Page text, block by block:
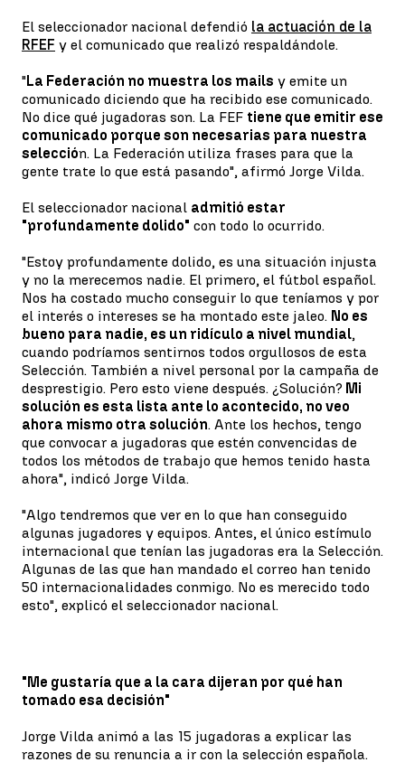
El seleccionador nacional defendió la actuación de la
RFEF y el comunicado que realizó respaldándole.
"La Federación no muestra los mails y emite un
comunicado diciendo que ha recibido ese comunicado.
No dice qué jugadoras son. La FEF tiene que emitir ese
comunicado porque son necesarias para nuestra
selección. La Federación utiliza frases para que la
gente trate lo que está pasando", afirmó Jorge Vilda.
El seleccionador nacional admitió estar
"profundamente dolido" con todo lo ocurrido.
"Estoy profundamente dolido, es una situación injusta
y no la merecemos nadie. El primero, el fútbol español.
Nos ha costado mucho conseguir lo que teníamos y por
el interés o intereses se ha montado este jaleo. No es
bueno para nadie, es un ridículo a nivel mundial,
cuando podríamos sentirnos todos orgullosos de esta
Selección. También a nivel personal por la campaña de
desprestigio. Pero esto viene después. ¿Solución? Mi
solución es esta lista ante lo acontecido, no veo
ahora mismo otra solución. Ante los hechos, tengo
que convocar a jugadoras que estén convencidas de
todos los métodos de trabajo que hemos tenido hasta
ahora", indicó Jorge Vilda.
"Algo tendremos que ver en lo que han conseguido
algunas jugadores y equipos. Antes, el único estímulo
internacional que tenían las jugadoras era la Selección.
Algunas de las que han mandado el correo han tenido
50 internacionalidades conmigo. No es merecido todo
esto", explicó el seleccionador nacional.
"Me gustaría que a la cara dijeran por qué han
tomado esa decisión"
Jorge Vilda animó a las 15 jugadoras a explicar las
razones de su renuncia a ir con la selección española.